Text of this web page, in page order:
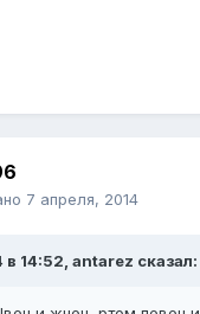
7 апреля, 2014
14:52, antarez сказал: